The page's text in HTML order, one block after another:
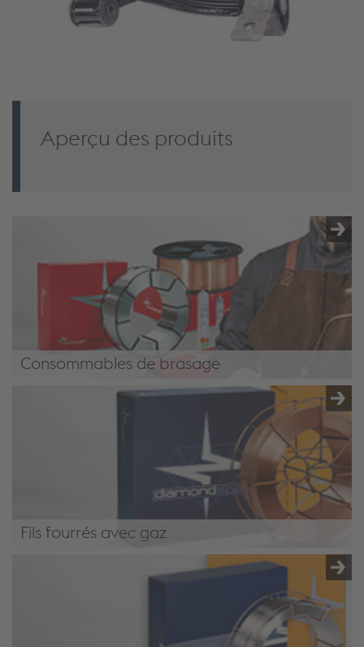
Aperçu des produits
Consommables de brasage
Consommables de brasage
Fils fourrés avec gaz